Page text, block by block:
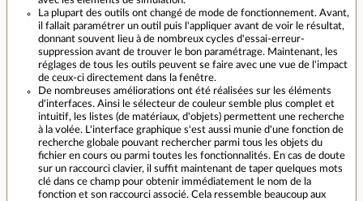
La plupart des outils ont changé de mode de fonctionnement. Avant,
il fallait paramétrer un outil puis l'appliquer avant de voir le résultat,
donnant souvent lieu à de nombreux cycles d'essai-erreur-
suppression avant de trouver le bon paramétrage. Maintenant, les
réglages de tous les outils peuvent se faire avec une vue de l'impact
de ceux-ci directement dans la fenêtre.
De nombreuses améliorations ont été réalisées sur les éléments
d'interfaces. Ainsi le sélecteur de couleur semble plus complet et
intuitif, les listes (de matériaux, d'objets) permettent une recherche
à la volée. L'interface graphique s'est aussi munie d'une fonction de
recherche globale pouvant rechercher parmi tous les objets du
fichier en cours ou parmi toutes les fonctionnalités. En cas de doute
sur un raccourci clavier, il suffit maintenant de taper quelques mots
clé dans ce champ pour obtenir immédiatement le nom de la
fonction et son raccourci associé. Cela ressemble beaucoup aux